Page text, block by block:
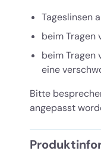
Tageslinsen
beim Tragen
beim Tragen
eine
Bitte
angepasst